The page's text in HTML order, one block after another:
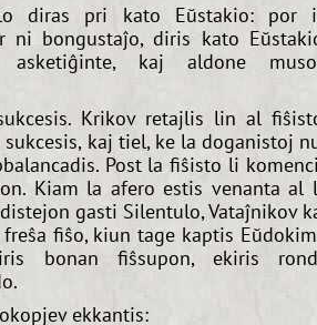
diras pri kato Eŭstakio: por
ni bongustaĵo, diris kato
asketiĝinte, kaj aldone
Krikov retajlis lin al
sukcesis, kaj tiel, ke la doganistoj
Post la fiŝisto li
Kiam la afero estis venanta al
gasti Silentulo, Vataĵnikov
fiŝo, kiun tage kaptis
bonan fiŝsupon, ekiris
ekkantis: